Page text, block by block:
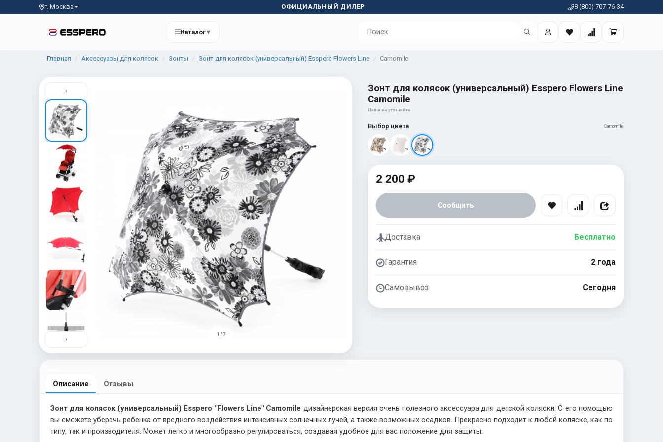
г. Москва ОФИЦИАЛЬНЫЙ ДИЛЕР 8 (800) 707-76-34
Каталог▾
Главная Аксессуары для колясок Зонты Зонт для колясок (универсальный) Esspero Flowers Line Camomile
‹
›
1 / 7
Зонт для колясок (универсальный) Esspero Flowers Line
Camomile
Наличие уточняйте
Выбор цвета Camomile
2 200 ₽
Сообщить
Доставка Бесплатно
Гарантия 2 года
Самовывоз Сегодня
Описание Отзывы
Зонт для колясок (универсальный) Esspero "Flowers Line" Camomile дизайнерская версия очень полезного аксессуара для детской коляски. С его помощью
вы сможете уберечь ребенка от вредного воздействия интенсивных солнечных лучей, а также возможных осадков. Прекрасно подходит к любой коляске, как по
типу, так и производителя. Может легко и многообразно регулироваться, создавая удобное для вас положение для защиты.